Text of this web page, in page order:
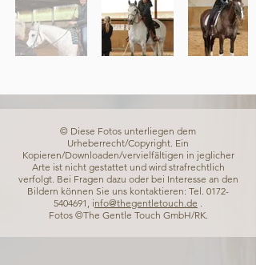
© Diese Fotos unterliegen dem
Urheberrecht/Copyright. Ein
Kopieren/Downloaden/vervielfältigen in jeglicher
Arte ist nicht gestattet und wird strafrechtlich
verfolgt. Bei Fragen dazu oder bei Interesse an den
Bildern können Sie uns kontaktieren: Tel. 0172-
5404691 , info@thegentletouch.de .
Fotos ©The Gentle Touch GmbH/RK.